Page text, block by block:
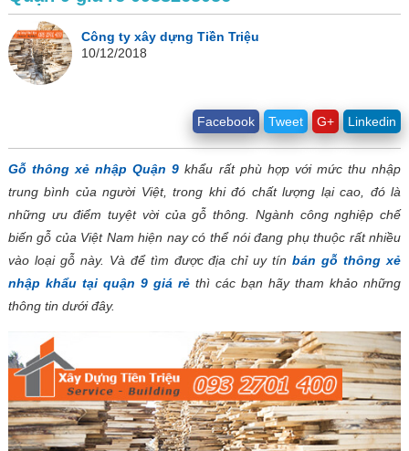
Công ty xây dựng Tiền Triệu
10/12/2018
Facebook Tweet G+ Linkedin
Gỗ thông xẻ nhập Quận 9 khẩu rất phù hợp với mức thu nhập
trung bình của người Việt, trong khi đó chất lượng lại cao, đó là
những ưu điểm tuyệt vời của gỗ thông. Ngành công nghiệp chế
biến gỗ của Việt Nam hiện nay có thể nói đang phụ thuộc rất nhiều
vào loại gỗ này. Và để tìm được địa chỉ uy tínbán gỗ thông xẻ
nhập khẩu tại quận 9 giá rẻ thì các bạn hãy tham khảo những
thông tin dưới đây.